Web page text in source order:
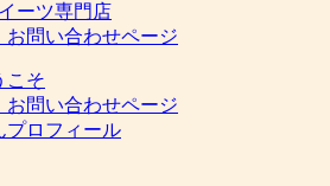
ーツ専門店
お問い合わせページ
こそ
お問い合わせページ
プロフィール